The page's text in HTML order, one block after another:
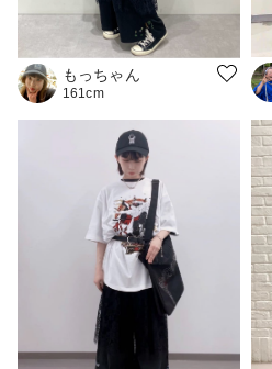
もっちゃん
161cm